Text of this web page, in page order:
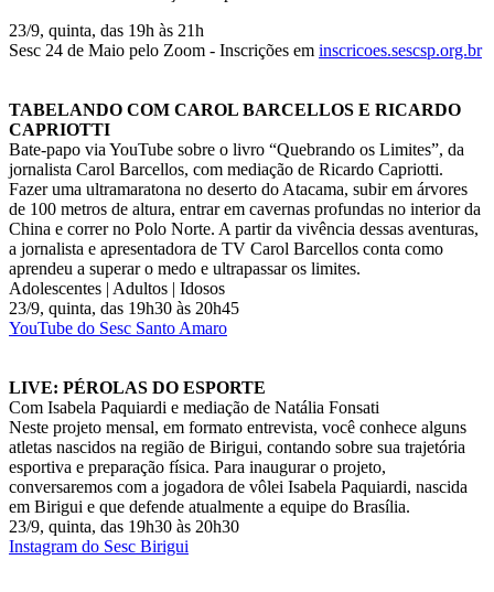
23/9, quinta, das 19h às 21h
Sesc 24 de Maio pelo Zoom - Inscrições em inscricoes.sescsp.org.br
TABELANDO COM CAROL BARCELLOS E RICARDO
CAPRIOTTI
Bate-papo via YouTube sobre o livro “Quebrando os Limites”, da
jornalista Carol Barcellos, com mediação de Ricardo Capriotti.
Fazer uma ultramaratona no deserto do Atacama, subir em árvores
de 100 metros de altura, entrar em cavernas profundas no interior da
China e correr no Polo Norte. A partir da vivência dessas aventuras,
a jornalista e apresentadora de TV Carol Barcellos conta como
aprendeu a superar o medo e ultrapassar os limites.
Adolescentes | Adultos | Idosos
23/9, quinta, das 19h30 às 20h45
YouTube do Sesc Santo Amaro
LIVE: PÉROLAS DO ESPORTE
Com Isabela Paquiardi e mediação de Natália Fonsati
Neste projeto mensal, em formato entrevista, você conhece alguns
atletas nascidos na região de Birigui, contando sobre sua trajetória
esportiva e preparação física. Para inaugurar o projeto,
conversaremos com a jogadora de vôlei Isabela Paquiardi, nascida
em Birigui e que defende atualmente a equipe do Brasília.
23/9, quinta, das 19h30 às 20h30
Instagram do Sesc Birigui